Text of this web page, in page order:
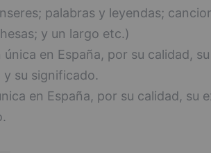
palabras y leyendas;
y un largo etc.)
en España, por su calidad, su
su significado.
en España, por su calidad, su